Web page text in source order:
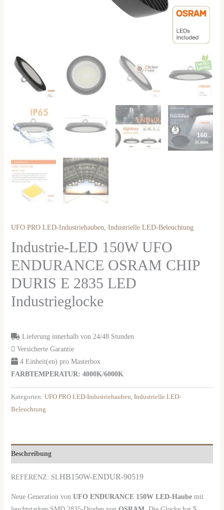
UFO PRO LED-Industriehauben Industrielle LED-Beleuchtung
Industrie-LED 150W UFO
ENDURANCE OSRAM CHIP
DURIS E 2835 LED
Industrieglocke
Lieferung innerhalb von 24/48 Stunden
Versicherte Garantie
4 Einheit(en) pro Masterbox
FARBTEMPERATUR: 4000K/6000K
Kategorien: UFO PRO LED-Industriehauben, Industrielle LED-
Beleuchtung
Beschreibung
REFERENZ: SLHB150W-ENDUR-90519
Neue Generation von UFO ENDURANCE 150W LED-Haube mit